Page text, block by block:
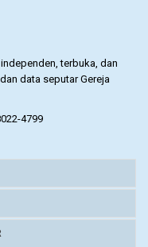
terbuka, dan
data seputar Gereja
4799